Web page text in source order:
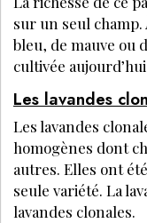
sur un seul champ.
bleu, de mauve ou
cultivée
Les lavandes
Les lavandes
homogènes dont
autres. Elles ont
seule variété. La
lavandes clonales.